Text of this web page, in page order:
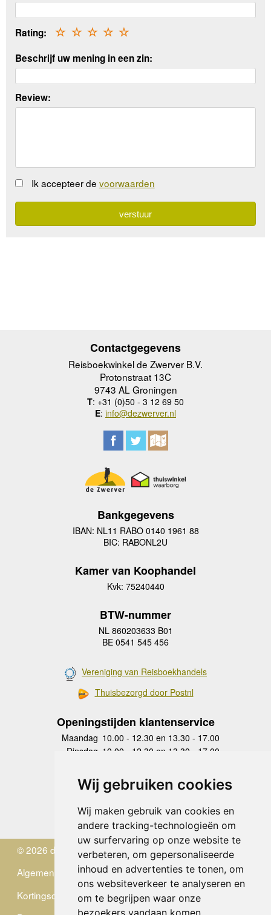
Wij gebruiken cookies
Wij maken gebruik van cookies en
andere tracking-technologieën om
uw surfervaring op onze website te
verbeteren, om gepersonaliseerde
inhoud en advertenties te tonen, om
ons websiteverkeer te analyseren en
om te begrijpen waar onze
bezoekers vandaan komen.
Rating: ☆
☆
☆
☆
☆
Beschrijf uw mening in een zin:
Review:
Ik accepteer de voorwaarden
Contactgegevens
Reisboekwinkel de Zwerver B.V.
Protonstraat 13C
9743 AL Groningen
T: +31 (0)50 - 3 12 69 50
E: info@dezwerver.nl
Bankgegevens
IBAN: NL11 RABO 0140 1961 88
BIC: RABONL2U
Kamer van Koophandel
Kvk: 75240440
BTW-nummer
NL 860203633 B01
BE 0541 545 456
Vereniging van Reisboekhandels
Thuisbezorgd door Postnl
Openingstijden klantenservice
Maandag 10.00 - 12.30 en 13.30 - 17.00
Dinsdag 10.00 - 12.30 en 13.30 - 17.00
Donderdag
10.00 - 12.30 en 13.30 - 17.00
Vrijdag 10.00 - 12.30 en 13.30 - 17.00
Zaterdag
gesloten
Zondag gesloten
© 2026 de Zwerver
Algemene Voorwaarden
Kortingscode